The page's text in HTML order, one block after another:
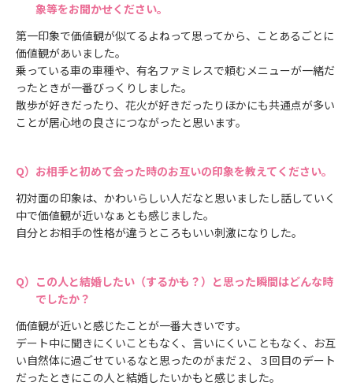
象等をお聞かせください。
第一印象で価値観が似てるよねって思ってから、ことあるごとに
価値観があいました。
乗っている車の車種や、有名ファミレスで頼むメニューが一緒だ
ったときが一番びっくりしました。
散歩が好きだったり、花火が好きだったりほかにも共通点が多い
ことが居心地の良さにつながったと思います。
お相手と初めて会った時のお互いの印象を教えてください。
初対面の印象は、かわいらしい人だなと思いましたし話していく
中で価値観が近いなぁとも感じました。
自分とお相手の性格が違うところもいい刺激になりした。
この人と結婚したい（するかも？）と思った瞬間はどんな時
でしたか？
価値観が近いと感じたことが一番大きいです。
デート中に聞きにくいこともなく、言いにくいこともなく、お互
い自然体に過ごせているなと思ったのがまだ２、３回目のデート
だったときにこの人と結婚したいかもと感じました。